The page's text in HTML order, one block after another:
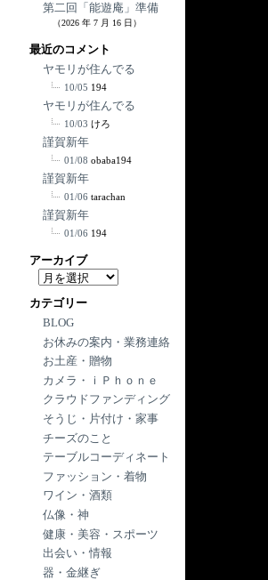
第二回「能遊庵」準備
（2026 年 7 月 16 日）
最近のコメント
ヤモリが住んでる
10/05 194
ヤモリが住んでる
10/03 けろ
謹賀新年
01/08 obaba194
謹賀新年
01/06 tarachan
謹賀新年
01/06 194
アーカイブ
ア
カ
イ
ブ
カテゴリー
BLOG
お休みの案内・業務連絡
お土産・贈物
カメラ・ｉＰｈｏｎｅ
クラウドファンディング
そうじ・片付け・家事
チーズのこと
テーブルコーディネート
ファッション・着物
ワイン・酒類
仏像・神
健康・美容・スポーツ
出会い・情報
器・金継ぎ